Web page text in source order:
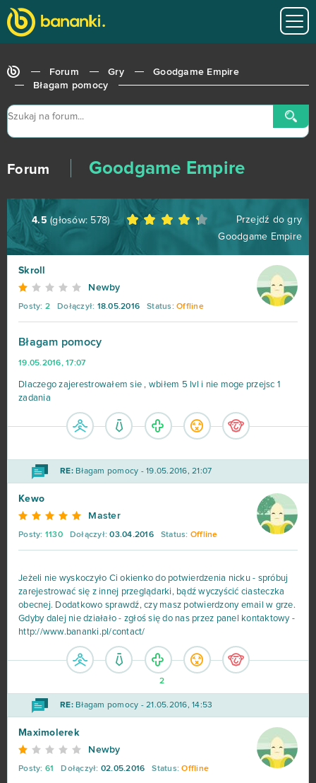
Forum Gry
Goodgame Empire
Błagam pomocy
Forum Goodgame Empire
4.5 (głosów: 578)
Przejdź do gry
Goodgame Empire
Skroll
Newby
Posty: 2 Dołączył: 18.05.2016 Status: Offline
Błagam pomocy
19.05.2016, 17:07
Dlaczego zajerestrowałem sie , wbiłem 5 lvl i nie moge przejsc 1
zadania
RE:Błagam pomocy - 19.05.2016, 21:07
Kewo
Master
Posty: 1130 Dołączył: 03.04.2016 Status: Offline
Jeżeli nie wyskoczyło Ci okienko do potwierdzenia nicku - spróbuj
zarejestrować się z innej przeglądarki, bądź wyczyścić ciasteczka
obecnej. Dodatkowo sprawdź, czy masz potwierdzony email w grze.
Gdyby dalej nie działało - zgłoś się do nas przez panel kontaktowy -
http://www.bananki.pl/contact/
2
RE:Błagam pomocy - 21.05.2016, 14:53
Maximolerek
Newby
Posty: 61 Dołączył: 02.05.2016 Status: Offline
World of Tanks 679
Hero Zero 443
Big Farm
League of Legends
188
162
Minecraft
Forge of Empires 78
Metin2 76
Star Stable 75
Rail Nation 74
Legend Online 68
Desert Operations 63
Fortnite 63
Travian 57